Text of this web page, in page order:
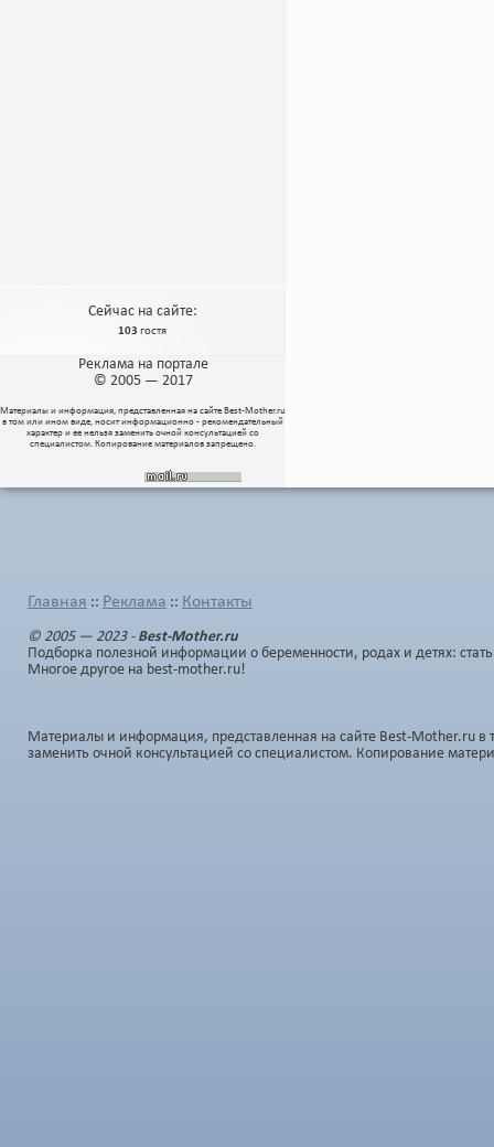
Сейчас на сайте:
103 гостя
Реклама на портале
© 2005 — 2017
Материалы и информация, представленная на сайте Best-Mother.ru
в том или ином виде, носит информационно - рекомендательный
характер и ее нельзя заменить очной консультацией со
специалистом. Копирование материалов запрещено.
Главная :: Реклама :: Контакты
© 2005 — 2023 - Best-Mother.ru
Подборка полезной информации о беременности, родах и детях:
Многое другое на best-mother.ru!
Материалы и информация, представленная на сайте Best-Mother.ru
заменить очной консультацией со специалистом. Копирование